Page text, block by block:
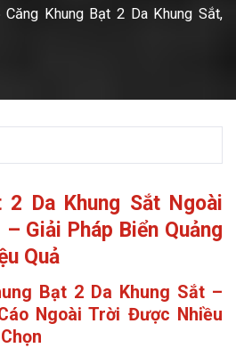
Căng Khung Bạt 2 Da Khung Sắt,
2 Da Khung Sắt Ngoài
Giải Pháp Biển Quảng
Quả
Bạt 2 Da Khung Sắt –
Ngoài Trời Được Nhiều